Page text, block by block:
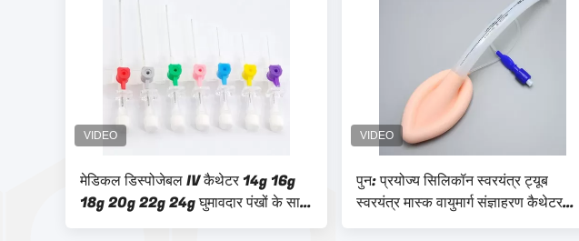
मेडिकल डिस्पोजेबल IV कैथेटर 14g 16g
18g 20g 22g 24g घुमावदार पंखों के साथ
IV कैन्यूल
पुन: प्रयोज्य सिलिकॉन स्वरयंत्र ट्यूब
स्वरयंत्र मास्क वायुमार्ग संज्ञाहरण कैथेटर
आकार 1#-5#